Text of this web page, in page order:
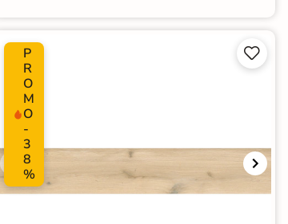
P
R
O
M
O
-
3
8
%

